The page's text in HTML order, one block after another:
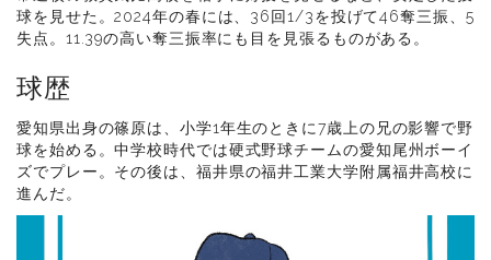
球を見せた。2024年の春には、36回1/3を投げて46奪三振、5
失点。11.39の高い奪三振率にも目を見張るものがある。
球歴
愛知県出身の篠原は、小学1年生のときに7歳上の兄の影響で野
球を始める。中学校時代では硬式野球チームの愛知尾州ボーイ
ズでプレー。その後は、福井県の福井工業大学附属福井高校に
進んだ。